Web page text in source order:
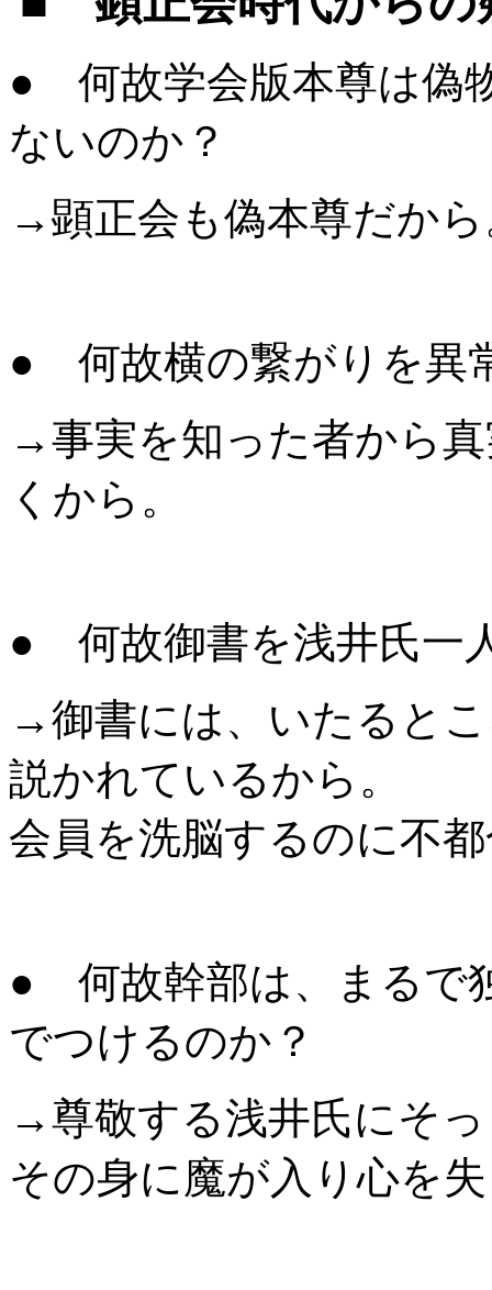
● 何故学会版本尊は偽
ないのか？
→顕正会も偽本尊だか
● 何故横の繋がりを異
→事実を知った者から
くから。
● 何故御書を浅井氏一
→御書には、いたると
説かれているから。
会員を洗脳するのに不
● 何故幹部は、まるで
でつけるのか？
→尊敬する浅井氏にそ
その身に魔が入り心を